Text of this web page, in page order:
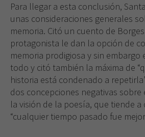
Para llegar a esta conclusión,
unas consideraciones generales
memoria. Citó un cuento de
protagonista le dan la opción de
memoria prodigiosa y sin embargo
todo y citó también la máxima de
historia está condenado a
dos concepciones negativas
la visión de la poesía, que tiende a
“cualquier tiempo pasado fue